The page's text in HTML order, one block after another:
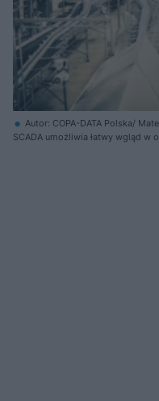
Autor: COPA-DATA Polska/
SCADA umożliwia łatwy wgląd w